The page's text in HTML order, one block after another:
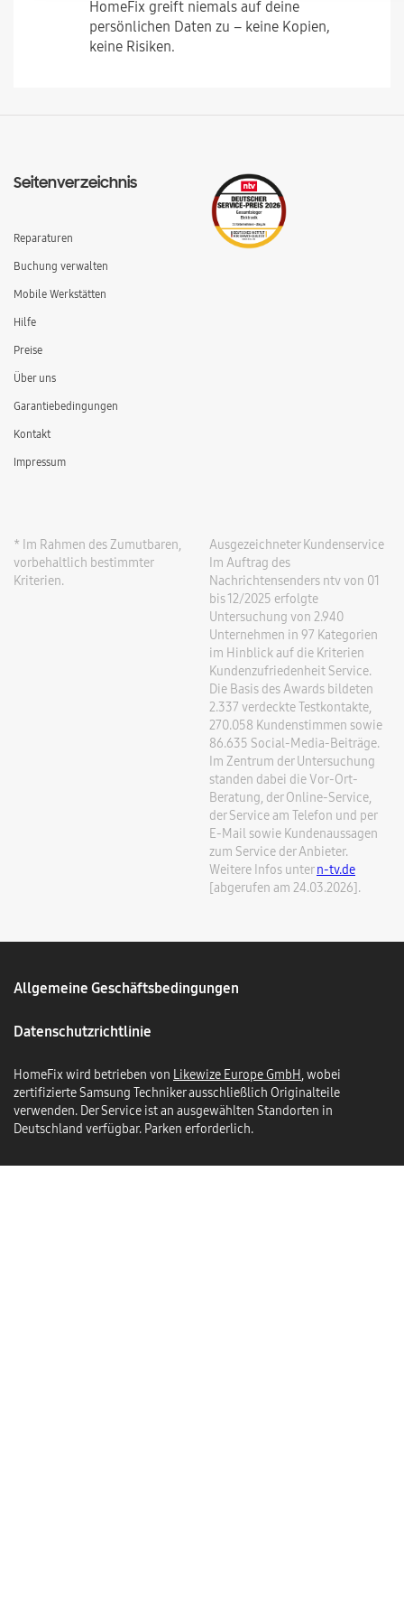
HomeFix greift niemals auf deine
persönlichen Daten zu – keine Kopien,
keine Risiken.
Seitenverzeichnis
Reparaturen
Buchung verwalten
Mobile Werkstätten
Hilfe
Preise
Über uns
Garantiebedingungen
Kontakt
Impressum
* Im Rahmen des Zumutbaren,
vorbehaltlich bestimmter
Kriterien.
Ausgezeichneter Kundenservice
Im Auftrag des
Nachrichtensenders ntv von 01
bis 12/2025 erfolgte
Untersuchung von 2.940
Unternehmen in 97 Kategorien
im Hinblick auf die Kriterien
Kundenzufriedenheit Service.
Die Basis des Awards bildeten
2.337 verdeckte Testkontakte,
270.058 Kundenstimmen sowie
86.635 Social-Media-Beiträge.
Im Zentrum der Untersuchung
standen dabei die Vor-Ort-
Beratung, der Online-Service,
der Service am Telefon und per
E-Mail sowie Kundenaussagen
zum Service der Anbieter.
Weitere Infos untern-tv.de
[abgerufen am 24.03.2026].
Allgemeine Geschäftsbedingungen
Datenschutzrichtlinie
HomeFix wird betrieben von Likewize Europe GmbH, wobei
zertifizierte Samsung Techniker ausschließlich Originalteile
verwenden. Der Service ist an ausgewählten Standorten in
Deutschland verfügbar. Parken erforderlich.